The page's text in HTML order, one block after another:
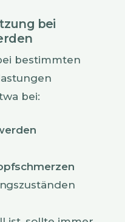
bei
bestimmten
bei: